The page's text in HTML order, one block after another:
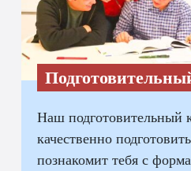
Наш подготовительный
качественно
познакомит тебя с